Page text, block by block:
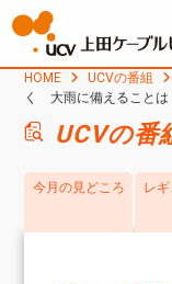
HOME UCVの番組
く 大雨に備えること
UCVの番
今月の見どころ レ